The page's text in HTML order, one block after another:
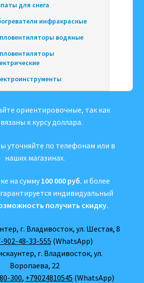
для снега
инфракрасные
водяные
ориентировочные, так как
к курсу доллара.
уточняйте по телефонам или в
наших магазинах.
на сумму100 000 руб. и более
индивидуальный
получить скидку.
г. Владивосток, ул. Шестая, 8
902-48-33-555 (WhatsApp)
г. Владивосток, ул.
Воропаева, 22
300, +79024810545 (WhatsApp)